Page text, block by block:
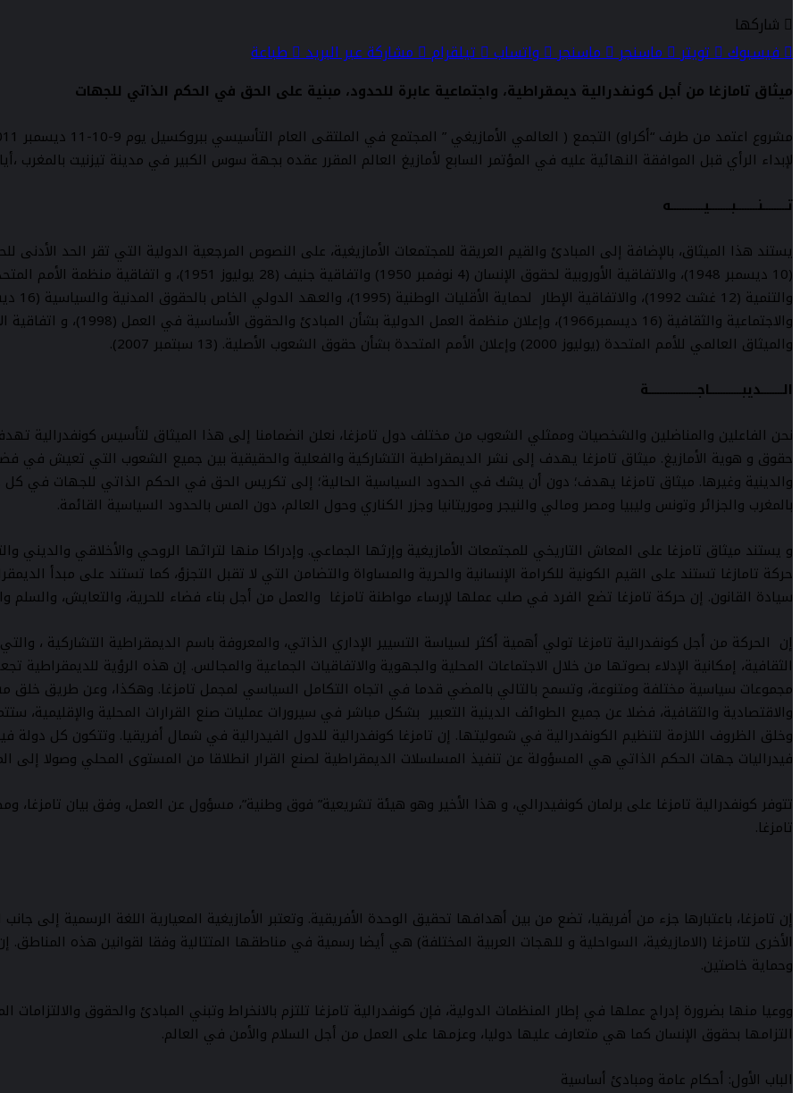
شاركها
فيسبوك
تويتر ماسنجر ماسنجر واتساب تيلقرام مشاركة عبر البريد طباعة
ميثاق تامازغا من أجل كونفدرالية ديمقراطية، واجتماعية عابرة للحدود، مبنية على الحق في الحكم الذاتي للجهات
لإبداء الرأي قبل الموافقة النهائية عليه في المؤتمر السابع لأمازيغ العالم المقرر عقده بجهة سوس الكبير في مدينة تيزنيت بالمغرب ،أيام 13-14-15- ديسمبر 2013-
تـــــــــنــــــــبــــــــيــــــــــــه
يستند هذا الميثاق، بالإضافة إلى المبادئ والقيم العريقة للمجتمعات الأمازيغية، على النصوص المرجعية الدولية التي تقر الحد الأدنى
والميثاق العالمي للأمم المتحدة (يوليوز 2000) وإعلان الأمم المتحدة بشأن حقوق الشعوب الأصلية. (13 سبتمبر 2007).
الــــــــديبــــــــــــاجــــــــــــــــــة
نحن الفاعلين والمناضلين والشخصيات وممثلي الشعوب من مختلف دول تامزغا، نعلن انضمامنا إلى هذا الميثاق لتأسيس كونفدرالية
حقوق و هوية الأمازيغ. ميثاق تامزغا يهدف إلى نشر الديمقراطية التشاركية والفعلية والحقيقية بين جميع الشعوب التي تعيش في
والدينية وغيرها. ميثاق تامزغا يهدف؛ دون أن يشك في الحدود السياسية الحالية؛ إلى تكريس الحق في الحكم الذاتي للجهات في كل
بالمغرب والجزائر وتونس وليبيا ومصر ومالي والنيجر وموريتانيا وجزر الكناري وحول العالم، دون المس بالحدود السياسية القائمة.
و يستند ميثاق تامزغا على المعاش التاريخي للمجتمعات الأمازيغية وإرثها الجماعي. وإدراكا منها لتراثها الروحي والأخلاقي
حركة تامازغا تستند على القيم الكونية للكرامة الإنسانية والحرية والمساواة والتضامن التي لا تقبل التجزؤ، كما تستند على مبدأ
سيادة القانون. إن حركة تامزغا تضع الفرد في صلب عملها لإرساء مواطنة تامزغا والعمل من أجل بناء فضاء للحرية، والتعايش، والسلم
إن الحركة من أجل كونفدرالية تامزغا تولي أهمية أكثر لسياسة التسيير الإداري الذاتي، والمعروفة باسم الديمقراطية التشاركية ،
الثقافية، إمكانية الإدلاء بصوتها من خلال الاجتماعات المحلية والجهوية والاتفاقيات الجماعية والمجالس. إن هذه الرؤية
مجموعات سياسية مختلفة ومتنوعة، وتسمح بالتالي بالمضي قدما في اتجاه التكامل السياسي لمجمل تامزغا. وهكذا، وعن طريق خلق
والاقتصادية والثقافية، فضلا عن جميع الطوائف الدينية التعبير بشكل مباشر في سيرورات عمليات صنع القرارات المحلية والإقليمية،
وخلق الظروف اللازمة لتنظيم الكونفدرالية في شموليتها. إن تامزغا كونفدرالية للدول الفيدرالية في شمال أفريقيا. وتتكون كل
فيدراليات جهات الحكم الذاتي هي المسؤولة عن تنفيذ المسلسلات الديمقراطية لصنع القرار انطلاقا من المستوى المحلي وصولا
تتوفر كونفدرالية تامزغا على برلمان كونفيدرالي، و هذا الأخير وهو هيئة تشريعية” فوق وطنية”، مسؤول عن العمل، وفق بيان تامزغا،
تامزغا.
إن تامزغا، باعتبارها جزء من أفريقيا، تضع من بين أهدافها تحقيق الوحدة الأفريقية. وتعتبر الأمازيغية المعيارية اللغة الرسمية إلى جانب
الأخرى لتامزغا (الامازيغية، السواحلية و للهجات العربية المختلفة) هي أيضا رسمية في مناطقها المتتالية وفقا لقوانين هذه
وحماية خاصتين.
ووعيا منها بضرورة إدراج عملها في إطار المنظمات الدولية، فإن كونفدرالية تامزغا تلتزم بالانخراط وتبني المبادئ والحقوق
التزامها بحقوق الإنسان كما هي متعارف عليها دوليا، وعزمها على العمل من أجل السلام والأمن في العالم.
الباب الأول: أحكام عامة ومبادئ أساسية